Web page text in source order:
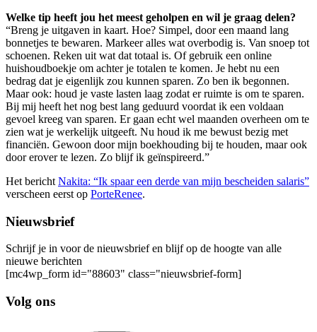
Welke tip heeft jou het meest geholpen en wil je graag delen?
“Breng je uitgaven in kaart. Hoe? Simpel, door een maand lang
bonnetjes te bewaren. Markeer alles wat overbodig is. Van snoep tot
schoenen. Reken uit wat dat totaal is. Of gebruik een online
huishoudboekje om achter je totalen te komen. Je hebt nu een
bedrag dat je eigenlijk zou kunnen sparen. Zo ben ik begonnen.
Maar ook: houd je vaste lasten laag zodat er ruimte is om te sparen.
Bij mij heeft het nog best lang geduurd voordat ik een voldaan
gevoel kreeg van sparen. Er gaan echt wel maanden overheen om te
zien wat je werkelijk uitgeeft. Nu houd ik me bewust bezig met
financiën. Gewoon door mijn boekhouding bij te houden, maar ook
door erover te lezen. Zo blijf ik geïnspireerd.”
Het bericht Nakita: “Ik spaar een derde van mijn bescheiden salaris”
verscheen eerst op PorteRenee.
Nieuwsbrief
Schrijf je in voor de nieuwsbrief en blijf op de hoogte van alle
nieuwe berichten
[mc4wp_form id="88603" class="nieuwsbrief-form]
Volg ons